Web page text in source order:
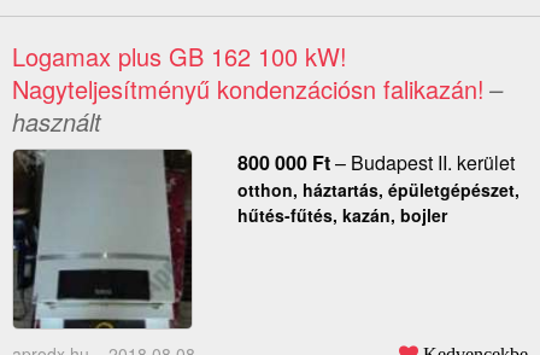
Logamax plus GB 162 100 kW!
Nagyteljesítményű kondenzációsn falikazán! –
használt
800 000 Ft– Budapest II. kerület
otthon, háztartás, épületgépészet,
hűtés-fűtés, kazán, bojler